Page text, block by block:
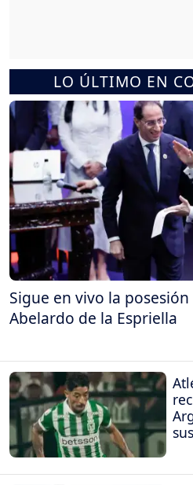
LO ÚLTIMO EN
Sigue en vivo la
Abelardo de la Espriella